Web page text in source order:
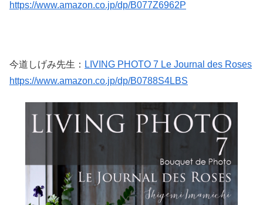
https://www.amazon.co.jp/dp/B077Z6962P
今道しげみ先生： LIVING PHOTO 7 Le Journal des Roses
https://www.amazon.co.jp/dp/B0788S4LBS